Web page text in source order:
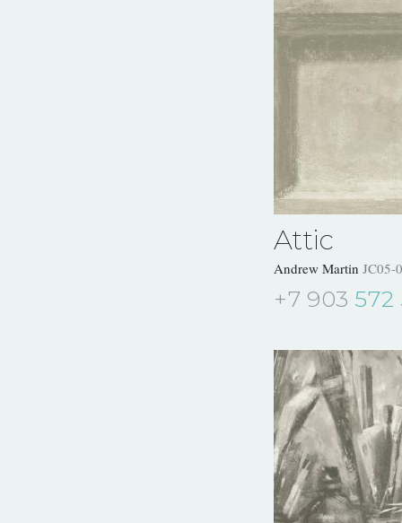
Attic
Andrew Martin JC05-
+7 903 572